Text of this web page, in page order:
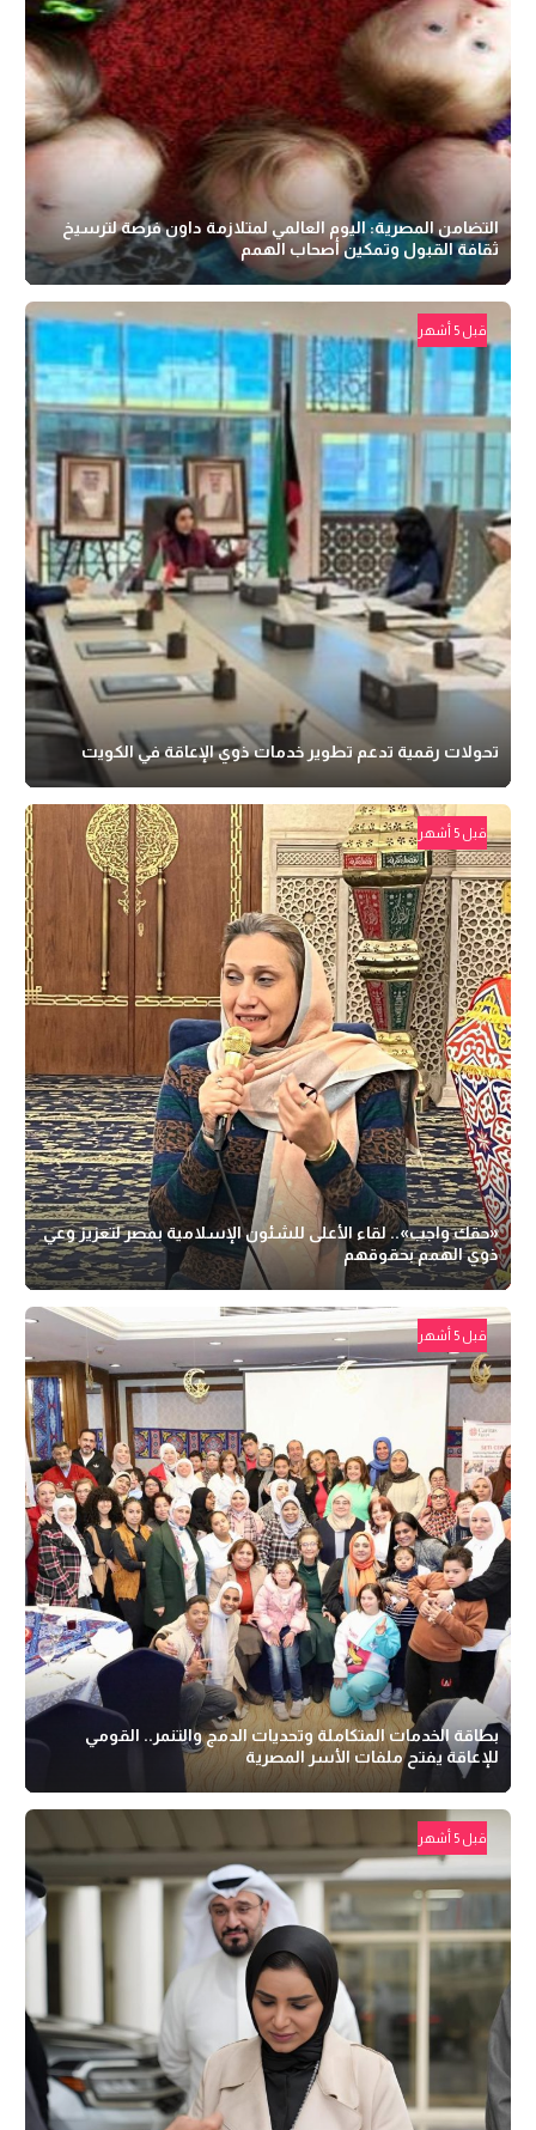
التضامن المصرية: اليوم العالمي لمتلازمة داون فرصة لترسيخ
ثقافة القبول وتمكين أصحاب الهمم
قبل 5 أشهر
تحولات رقمية تدعم تطوير خدمات ذوي الإعاقة في الكويت
قبل 5 أشهر
«حقك واجب».. لقاء الأعلى للشئون الإسلامية بمصر لتعزيز وعي
ذوي الهمم بحقوقهم
قبل 5 أشهر
بطاقة الخدمات المتكاملة وتحديات الدمج والتنمر.. القومي
للإعاقة يفتح ملفات الأسر المصرية
قبل 5 أشهر